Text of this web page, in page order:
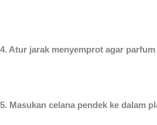
4. Atur jarak menyemprot agar
5. Masukan celana pendek ke dalam